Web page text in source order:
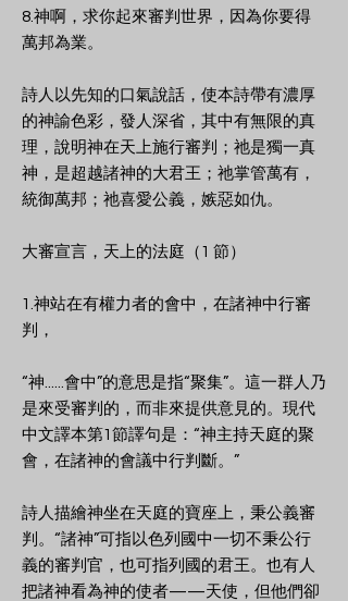
8.神啊，求你起來審判世界，因為你要得
萬邦為業。
詩人以先知的口氣說話，使本詩帶有濃厚
的神諭色彩，發人深省，其中有無限的真
理，說明神在天上施行審判；祂是獨一真
神，是超越諸神的大君王；祂掌管萬有，
統御萬邦；祂喜愛公義，嫉惡如仇。
大審宣言，天上的法庭（1 節）
1.神站在有權力者的會中，在諸神中行審
判，
“神......會中”的意思是指“聚集”。這一群人乃
是來受審判的，而非來提供意見的。現代
中文譯本第1節譯句是：“神主持天庭的聚
會，在諸神的會議中行判斷。”
詩人描繪神坐在天庭的寶座上，秉公義審
判。“諸神”可指以色列國中一切不秉公行
義的審判官，也可指列國的君王。也有人
把諸神看為神的使者——天使，但他們卻